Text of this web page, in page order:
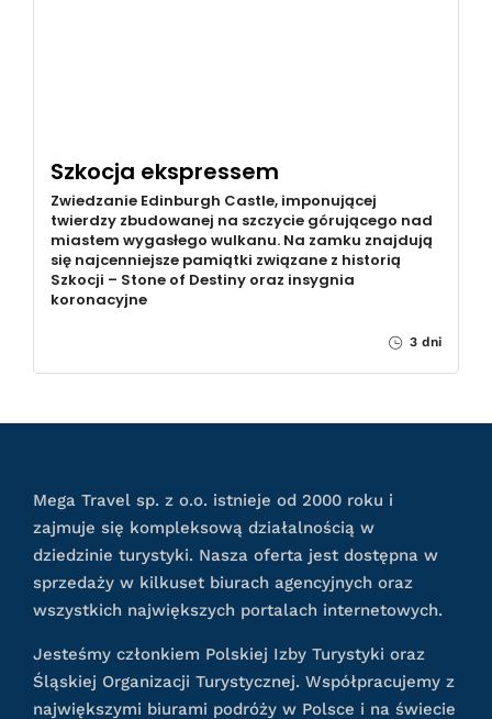
Szkocja ekspressem
Zwiedzanie Edinburgh Castle, imponującej
twierdzy zbudowanej na szczycie górującego nad
miastem wygasłego wulkanu. Na zamku znajdują
się najcenniejsze pamiątki związane z historią
Szkocji – Stone of Destiny oraz insygnia
koronacyjne
3 dni
Mega Travel sp. z o.o. istnieje od 2000 roku i
zajmuje się kompleksową działalnością w
dziedzinie turystyki. Nasza oferta jest dostępna w
sprzedaży w kilkuset biurach agencyjnych oraz
wszystkich największych portalach internetowych.
Jesteśmy członkiem Polskiej Izby Turystyki oraz
Śląskiej Organizacji Turystycznej. Współpracujemy z
największymi biurami podróży w Polsce i na świecie